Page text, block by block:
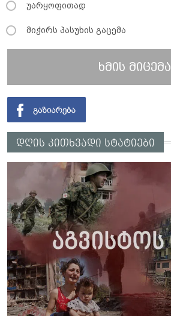
უარყოფითად
მიჭირს პასუხის გაცემა
ხმის მიცემა
დღის კითხვადი სტატიები